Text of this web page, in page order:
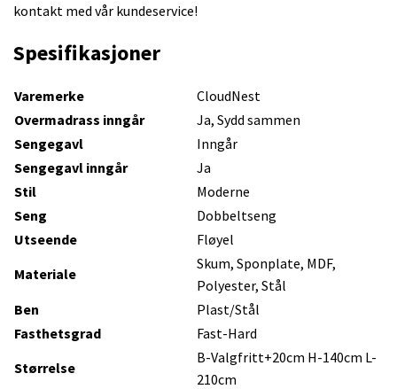
kontakt med vår kundeservice!
Spesifikasjoner
Varemerke
CloudNest
Overmadrass inngår
Ja, Sydd sammen
Sengegavl
Inngår
Sengegavl inngår
Ja
Stil
Moderne
Seng
Dobbeltseng
Utseende
Fløyel
Materiale
Skum, Sponplate, MDF,
Polyester, Stål
Ben
Plast/Stål
Fasthetsgrad
Fast-Hard
Størrelse
B-Valgfritt+20cm H-140cm L-
210cm